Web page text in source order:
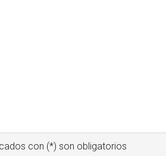
con (*) son obligatorios